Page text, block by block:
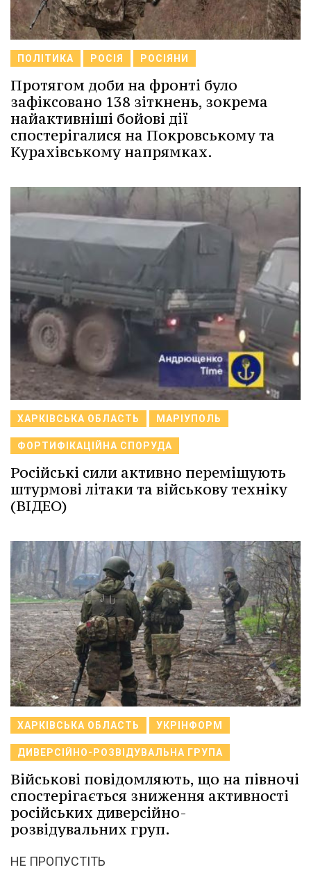
ПОЛІТИКА РОСІЯ РОСІЯНИ
Протягом доби на фронті було
зафіксовано 138 зіткнень, зокрема
найактивніші бойові дії
спостерігалися на Покровському та
Курахівському напрямках.
ХАРКІВСЬКА ОБЛАСТЬ МАРІУПОЛЬ
ФОРТИФІКАЦІЙНА СПОРУДА
Російські сили активно переміщують
штурмові літаки та військову техніку
(ВІДЕО)
ХАРКІВСЬКА ОБЛАСТЬ УКРІНФОРМ
ДИВЕРСІЙНО-РОЗВІДУВАЛЬНА ГРУПА
Військові повідомляють, що на півночі
спостерігається зниження активності
російських диверсійно-
розвідувальних груп.
НЕ ПРОПУСТІТЬ